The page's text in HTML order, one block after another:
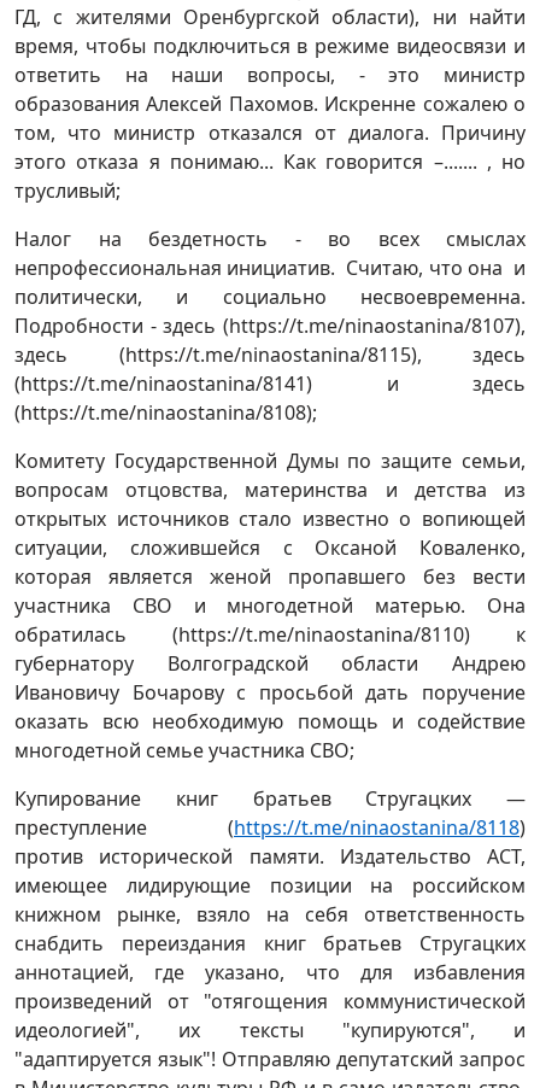
ГД, с жителями Оренбургской области), ни найти
время, чтобы подключиться в режиме видеосвязи и
ответить на наши вопросы, - это министр
образования Алексей Пахомов. Искренне сожалею о
том, что министр отказался от диалога. Причину
этого отказа я понимаю... Как говорится –....... , но
трусливый;
Налог на бездетность - во всех смыслах
непрофессиональная инициатив. Считаю, что она и
политически, и социально несвоевременна.
Подробности - здесь (https://t.me/ninaostanina/8107),
здесь (https://t.me/ninaostanina/8115), здесь
(https://t.me/ninaostanina/8141) и здесь
(https://t.me/ninaostanina/8108);
Комитету Государственной Думы по защите семьи,
вопросам отцовства, материнства и детства из
открытых источников стало известно о вопиющей
ситуации, сложившейся с Оксаной Коваленко,
которая является женой пропавшего без вести
участника СВО и многодетной матерью. Она
обратилась (https://t.me/ninaostanina/8110) к
губернатору Волгоградской области Андрею
Ивановичу Бочарову с просьбой дать поручение
оказать всю необходимую помощь и содействие
многодетной семье участника СВО;
Купирование книг братьев Стругацких —
преступление (https://t.me/ninaostanina/8118)
против исторической памяти. Издательство АСТ,
имеющее лидирующие позиции на российском
книжном рынке, взяло на себя ответственность
снабдить переиздания книг братьев Стругацких
аннотацией, где указано, что для избавления
произведений от "отягощения коммунистической
идеологией", их тексты "купируются", и
"адаптируется язык"! Отправляю депутатский запрос